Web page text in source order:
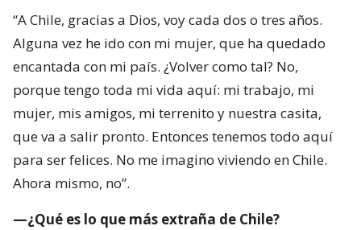
“A Chile, gracias a Dios, voy cada dos o tres años.
Alguna vez he ido con mi mujer, que ha quedado
encantada con mi país. ¿Volver como tal? No,
porque tengo toda mi vida aquí: mi trabajo, mi
mujer, mis amigos, mi terrenito y nuestra casita,
que va a salir pronto. Entonces tenemos todo aquí
para ser felices. No me imagino viviendo en Chile.
Ahora mismo, no”.
—¿Qué es lo que más extraña de Chile?